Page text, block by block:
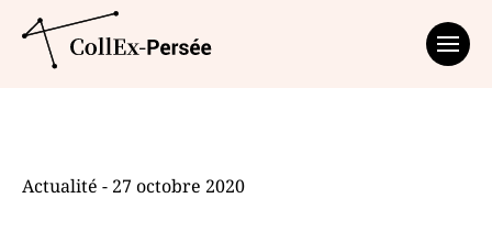
Actualité - 27 octobre 2020